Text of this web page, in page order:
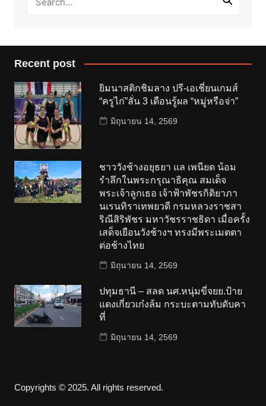
Recent post
ยิมนาสติกชิมลาง ปรี-เอเชี่ยนเกมส์
“ครูไก่”ลั่น 3 เดือนรู้ผล “หมู่หรือจ่า”
มิถุนายน 14, 2569
ชาววังช้างอยุธยา แล เพนียด น้อม
รำลึกในพระกรุณาธิคุณ สมเด็จ
พระเจ้าลูกเธอ เจ้าฟ้าพัชรกิติยาภา
นเรนทิราเทพยวดี กรมหลวงราชสา
ริณีสิริพัชร มหาวัชรราชธิดา เมื่อครั้ง
เสด็จเยือนวังช้างฯ ทรงมีพระเมตตา
ต่อช้างไทย
มิถุนายน 14, 2569
ปทุมธานี – สลด นศ.หนุ่มขี่จยย.ป้าย
แดงเกี่ยวเก๋งล้ม กระบะตามทับดับคา
ที่
มิถุนายน 14, 2569
Copyrights © 2025. All rights reserved.